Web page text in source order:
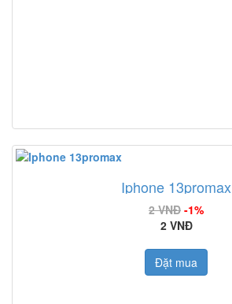
Iphone 13promax
2 VNĐ -1%
2 VNĐ
Đặt mua